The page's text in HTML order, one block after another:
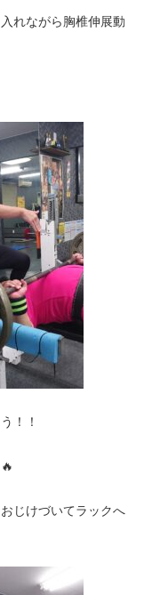
れながら胸椎伸展動
！！
じけづいてラックへ